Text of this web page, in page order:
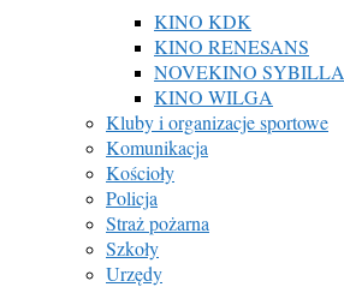
KINO KDK
KINO RENESANS
NOVEKINO SYBILLA
KINO WILGA
Kluby i organizacje sportowe
Komunikacja
Kościoły
Policja
Straż pożarna
Szkoły
Urzędy